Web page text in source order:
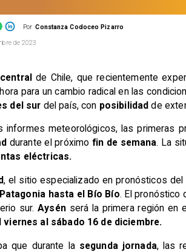
Por Constanza Codoceo Pizarro
de 2023
de Chile, que recientemente
para un cambio radical en las
del sur del país, con posibilidadde
informes meteorológicos, las primeras
durante el próximo fin de semana. La
eléctricas.
, el sitio especializado en pronósticos del
Patagonia hasta el Bío Bío. El pronóstico
sur.Aysénserá la primera región en
l viernes al sábado 16 de diciembre.
que durante lasegunda jornada, las